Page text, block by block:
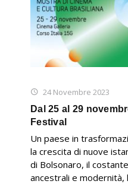
24 Novembre 2023
Dal 25 al 29
Festival
Un paese in
la crescita di nuove
di Bolsonaro, il
ancestrali e modernità,